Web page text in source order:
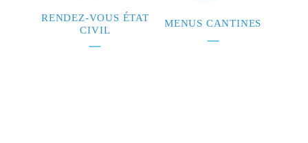
RENDEZ-VOUS ÉTAT
CIVIL
MENUS CANTINES